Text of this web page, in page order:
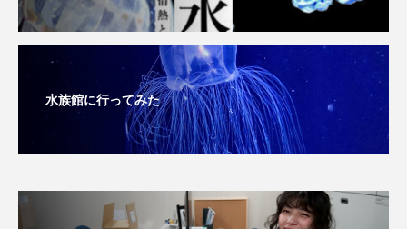
海鳥 液浸標本 淀川 淡水魚
深海生物 深海魚
渋川マリン水族館 渓流 湖 湿地
漁港 漫画 灯台
水族館に行ってみた